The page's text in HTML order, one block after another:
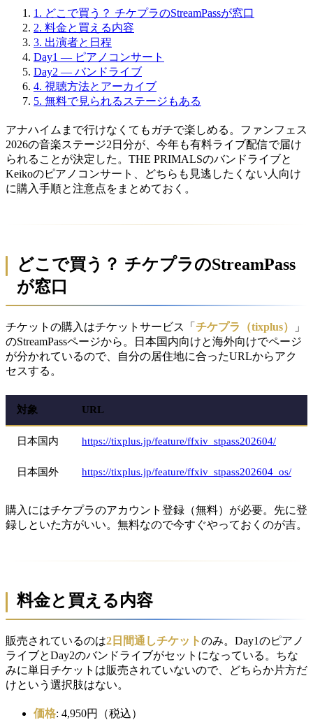
1. どこで買う？ チケプラのStreamPassが窓口
2. 料金と買える内容
3. 出演者と日程
Day1 — ピアノコンサート
Day2 — バンドライブ
4. 視聴方法とアーカイブ
5. 無料で見られるステージもある
アナハイムまで行けなくてもガチで楽しめる。ファンフェス
2026の音楽ステージ2日分が、今年も有料ライブ配信で届け
られることが決定した。THE PRIMALSのバンドライブと
Keikoのピアノコンサート、どちらも見逃したくない人向け
に購入手順と注意点をまとめておく。
どこで買う？ チケプラのStreamPass
が窓口
チケットの購入はチケットサービス「 チケプラ（tixplus）
」
のStreamPassページから。日本国内向けと海外向けでページ
が分かれているので、自分の居住地に合ったURLからアク
セスする。
対象 URL
日本国内 https://tixplus.jp/feature/ffxiv_stpass202604/
日本国外 https://tixplus.jp/feature/ffxiv_stpass202604_os/
購入にはチケプラのアカウント登録（無料）が必要。先に登
録しといた方がいい。無料なので今すぐやっておくのが吉。
料金と買える内容
販売されているのは2日間通しチケットのみ。Day1のピアノ
ライブとDay2のバンドライブがセットになっている。ちな
みに単日チケットは販売されていないので、どちらか片方だ
けという選択肢はない。
価格: 4,950円（税込）